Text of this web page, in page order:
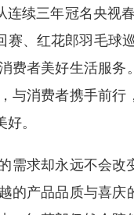
连续三年冠名央视
、红花郎羽毛球
费者美好生活服务
与消费者携手前行
。
需求却永远不会改
的产品品质与喜庆